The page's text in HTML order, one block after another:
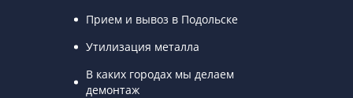
Прием и вывоз в Подольске
Утилизация металла
В каких городах мы делаем
демонтаж